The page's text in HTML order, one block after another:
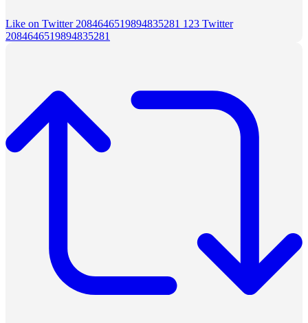
Like on Twitter 2084646519894835281 123 Twitter
2084646519894835281